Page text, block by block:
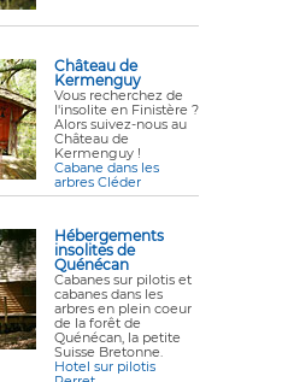
Château de
Kermenguy
Vous recherchez de
l'insolite en Finistère ?
Alors suivez-nous au
Château de
Kermenguy !
Cabane dans les
arbres Cléder
Hébergements
insolites de
Quénécan
Cabanes sur pilotis et
cabanes dans les
arbres en plein coeur
de la forêt de
Quénécan, la petite
Suisse Bretonne.
Hotel sur pilotis